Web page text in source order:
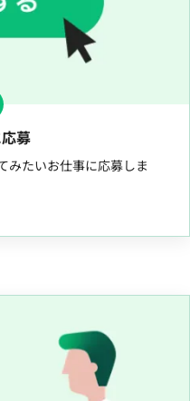
募
みたいお仕事に応募しま